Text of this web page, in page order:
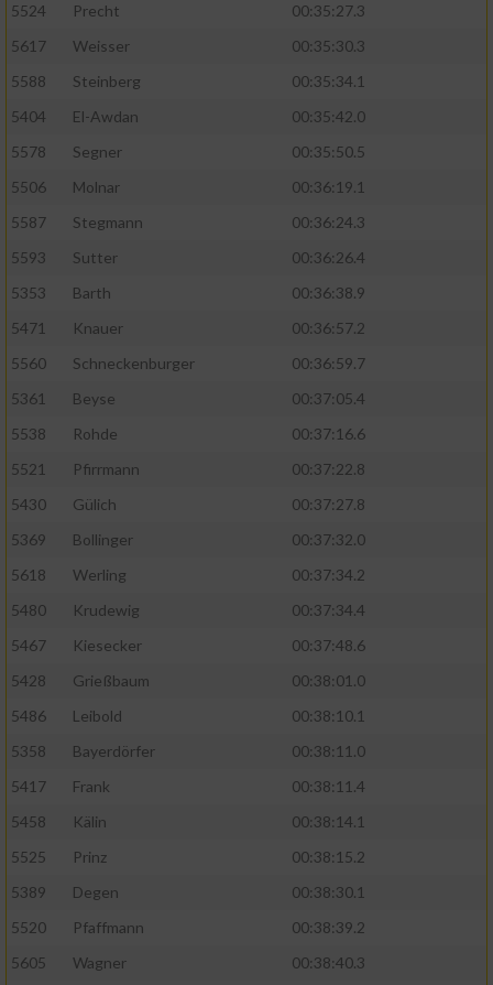
5524
Precht
00:35:27.3
5617
Weisser
00:35:30.3
5588
Steinberg
00:35:34.1
5404
El-Awdan
00:35:42.0
5578
Segner
00:35:50.5
5506
Molnar
00:36:19.1
5587
Stegmann
00:36:24.3
5593
Sutter
00:36:26.4
5353
Barth
00:36:38.9
5471
Knauer
00:36:57.2
5560
Schneckenburger
00:36:59.7
5361
Beyse
00:37:05.4
5538
Rohde
00:37:16.6
5521
Pfirrmann
00:37:22.8
5430
Gülich
00:37:27.8
5369
Bollinger
00:37:32.0
5618
Werling
00:37:34.2
5480
Krudewig
00:37:34.4
5467
Kiesecker
00:37:48.6
5428
Grießbaum
00:38:01.0
5486
Leibold
00:38:10.1
5358
Bayerdörfer
00:38:11.0
5417
Frank
00:38:11.4
5458
Kälin
00:38:14.1
5525
Prinz
00:38:15.2
5389
Degen
00:38:30.1
5520
Pfaffmann
00:38:39.2
5605
Wagner 00:38:40.3